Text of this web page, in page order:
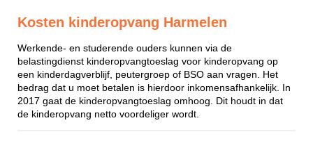
Kosten kinderopvang Harmelen
Werkende- en studerende ouders kunnen via de
belastingdienst kinderopvangtoeslag voor kinderopvang op
een kinderdagverblijf, peutergroep of BSO aan vragen. Het
bedrag dat u moet betalen is hierdoor inkomensafhankelijk. In
2017 gaat de kinderopvangtoeslag omhoog. Dit houdt in dat
de kinderopvang netto voordeliger wordt.